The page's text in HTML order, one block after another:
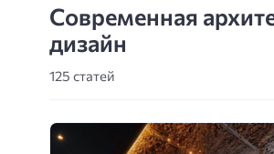
Современная
дизайн
125 статей